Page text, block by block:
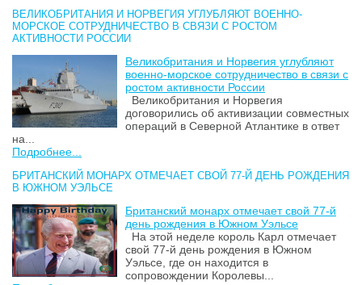
ВЕЛИКОБРИТАНИЯ И НОРВЕГИЯ УГЛУБЛЯЮТ ВОЕННО-
МОРСКОЕ СОТРУДНИЧЕСТВО В СВЯЗИ С РОСТОМ
АКТИВНОСТИ РОССИИ
Великобритания и Норвегия углубляют
военно-морское сотрудничество в связи с
ростом активности России
Великобритания и Норвегия
договорились об активизации совместных
операций в Северной Атлантике в ответ
на...
Подробнее...
БРИТАНСКИЙ МОНАРХ ОТМЕЧАЕТ СВОЙ 77-Й ДЕНЬ РОЖДЕНИЯ
В ЮЖНОМ УЭЛЬСЕ
Британский монарх отмечает свой 77-й
день рождения в Южном Уэльсе
На этой неделе король Карл отмечает
свой 77-й день рождения в Южном
Уэльсе, где он находится в
сопровождении Королевы...